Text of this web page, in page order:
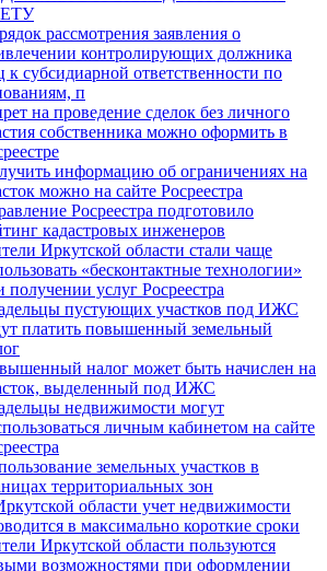
рассмотрения заявления о
контролирующих должника
к субсидиарной ответственности по
п
на проведение сделок без личного
собственника можно оформить в
информацию об ограничениях на
можно на сайте Росреестра
Росреестра подготовило
кадастровых инженеров
Иркутской области стали чаще
«бесконтактные технологии»
получении услуг Росреестра
пустующих участков под ИЖС
платить повышенный земельный
налог может быть начислен на
выделенный под ИЖС
недвижимости могут
личным кабинетом на сайте
земельных участков в
территориальных зон
области учет недвижимости
в максимально короткие сроки
Иркутской области пользуются
возможностями при оформлении